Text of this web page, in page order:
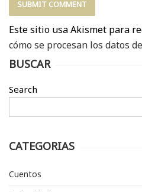
Este sitio usa Akismet para
cómo se procesan los datos
BUSCAR
Search
CATEGORIAS
Cuentos